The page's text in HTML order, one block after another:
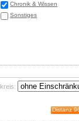
Chronik & Wissen
Sonstiges
Distanz